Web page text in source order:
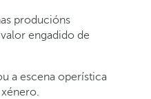
producións
engadido de
a escena operística